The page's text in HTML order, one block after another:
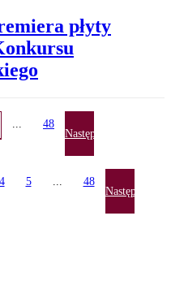
płyty
... 48
Następna
4 5 ... 48
Następna